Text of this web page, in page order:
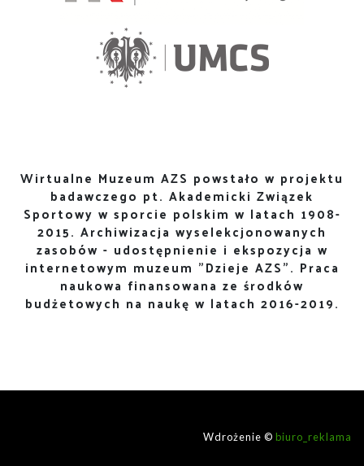
Wirtualne Muzeum AZS powstało w projektu
badawczego pt. Akademicki Związek
Sportowy w sporcie polskim w latach 1908-
2015. Archiwizacja wyselekcjonowanych
zasobów - udostępnienie i ekspozycja w
internetowym muzeum "Dzieje AZS". Praca
naukowa finansowana ze środków
budżetowych na naukę w latach 2016-2019.
Wdrożenie © biuro_reklama